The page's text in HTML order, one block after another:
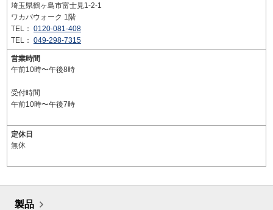
埼玉県鶴ヶ島市富士見1-2-1
ワカバウォーク 1階
TEL： 0120-081-408
TEL： 049-298-7315
営業時間
午前10時〜午後8時
受付時間
午前10時〜午後7時
定休日
無休
製品